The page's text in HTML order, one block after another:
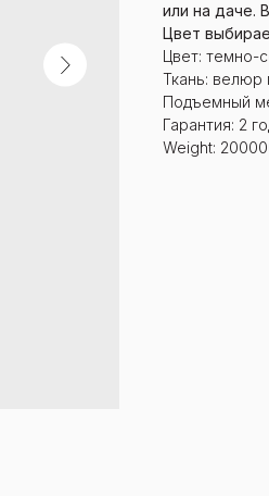
или на даче.
Цвет
Цвет: темно-
Ткань: велюр
Подъемный
Гарантия: 2
Weight: